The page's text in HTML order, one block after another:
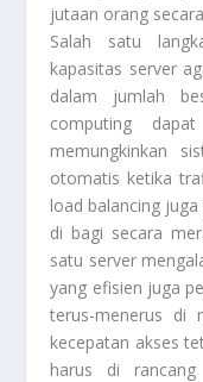
jutaan orang
Salah satu
kapasitas server
dalam jumlah
computing
memungkinkan
otomatis ketika
load balancing
di bagi secara
satu server
yang efisien juga
terus-menerus di
kecepatan akses
harus di